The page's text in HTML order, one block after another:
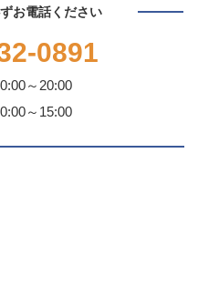
お電話ください
0891
～20:00
～15:00